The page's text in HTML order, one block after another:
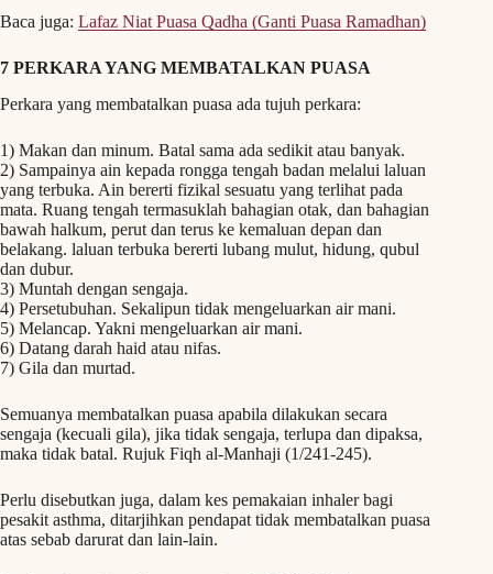
Baca juga: Lafaz Niat Puasa Qadha (Ganti Puasa Ramadhan)
7 PERKARA YANG MEMBATALKAN PUASA
Perkara yang membatalkan puasa ada tujuh perkara:
1) Makan dan minum. Batal sama ada sedikit atau banyak.
2) Sampainya ain kepada rongga tengah badan melalui laluan
yang terbuka. Ain bererti fizikal sesuatu yang terlihat pada
mata. Ruang tengah termasuklah bahagian otak, dan bahagian
bawah halkum, perut dan terus ke kemaluan depan dan
belakang. laluan terbuka bererti lubang mulut, hidung, qubul
dan dubur.
3) Muntah dengan sengaja.
4) Persetubuhan. Sekalipun tidak mengeluarkan air mani.
5) Melancap. Yakni mengeluarkan air mani.
6) Datang darah haid atau nifas.
7) Gila dan murtad.
Semuanya membatalkan puasa apabila dilakukan secara
sengaja (kecuali gila), jika tidak sengaja, terlupa dan dipaksa,
maka tidak batal. Rujuk Fiqh al-Manhaji (1/241-245).
Perlu disebutkan juga, dalam kes pemakaian inhaler bagi
pesakit asthma, ditarjihkan pendapat tidak membatalkan puasa
atas sebab darurat dan lain-lain.